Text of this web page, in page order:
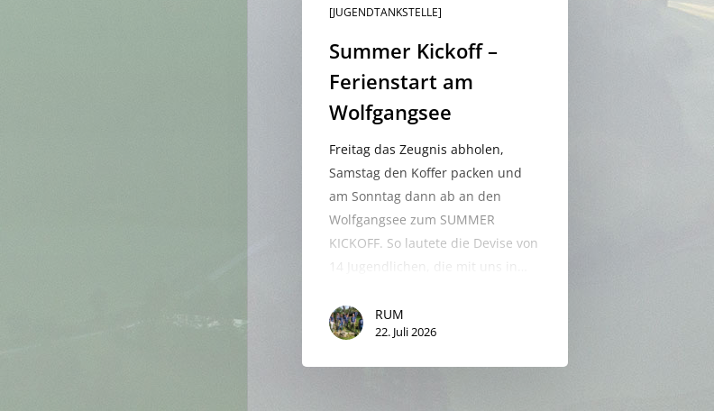
[JUGENDTANKSTELLE]
Summer Kickoff –
Ferienstart am
Wolfgangsee
Freitag das Zeugnis abholen,
Samstag den Koffer packen und
am Sonntag dann ab an den
Wolfgangsee zum SUMMER
KICKOFF. So lautete die Devise von
14 Jugendlichen, die mit uns in…
RUM
22. Juli 2026